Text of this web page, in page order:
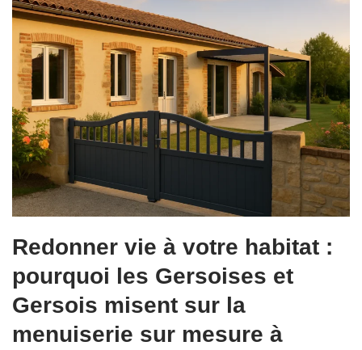
Redonner vie à votre habitat :
pourquoi les Gersoises et
Gersois misent sur la
menuiserie sur mesure à